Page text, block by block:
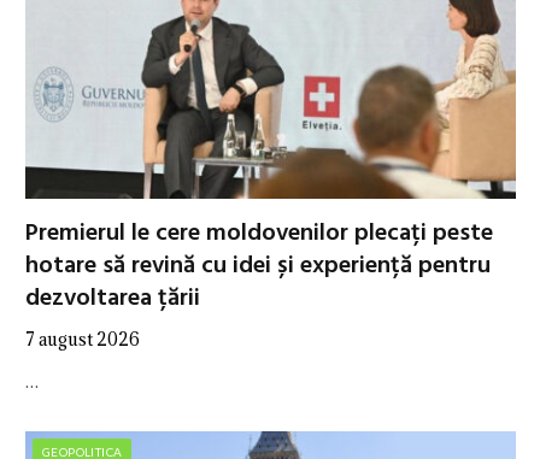
Premierul le cere moldovenilor plecați peste
hotare să revină cu idei și experiență pentru
dezvoltarea țării
7 august 2026
…
GEOPOLITICA